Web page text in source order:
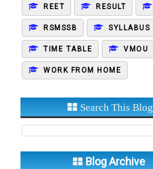
REET RESULT
RSMSSB SYLLABUS
TIME TABLE VMOU
WORK FROM HOME
Search This Blog
Blog Archive